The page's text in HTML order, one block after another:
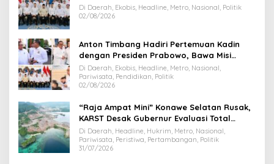
Di Daerah, Ekobis, Headline, Metro, Nasional, Politik
02/08/2026
Anton Timbang Hadiri Pertemuan Kadin
dengan Presiden Prabowo, Bawa Misi
Majukan Ekonomi Sultra
Di Daerah, Ekobis, Headline, Metro, Nasional,
Pariwisata, Pendidikan, Politik
02/08/2026
“Raja Ampat Mini” Konawe Selatan Rusak,
KARST Desak Gubernur Evaluasi Total
Dispar Sultra
Di Daerah, Headline, Hukrim, Metro, Nasional,
Pariwisata, Peristiwa, Pertambangan, Politik
31/07/2026